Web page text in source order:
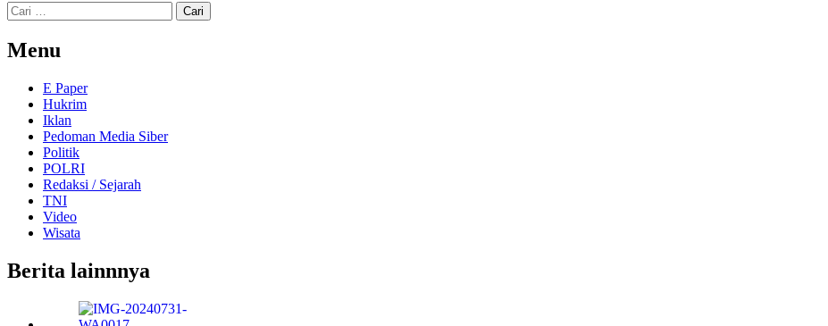
Cari
untuk:
Menu
E Paper
Hukrim
Iklan
Pedoman Media Siber
Politik
POLRI
Redaksi / Sejarah
TNI
Video
Wisata
Berita lainnnya